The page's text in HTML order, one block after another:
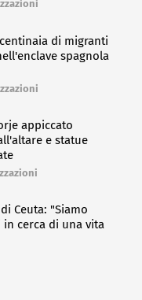
di migranti
spagnola
appiccato
e statue
Ceuta: "Siamo
cerca di una vita